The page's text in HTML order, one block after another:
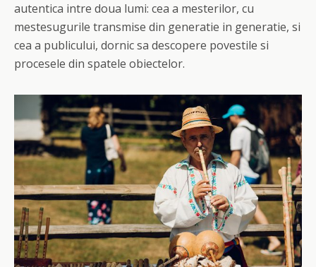
autentica intre doua lumi: cea a mesterilor, cu
mestesugurile transmise din generatie in generatie, si
cea a publicului, dornic sa descopere povestile si
procesele din spatele obiectelor.